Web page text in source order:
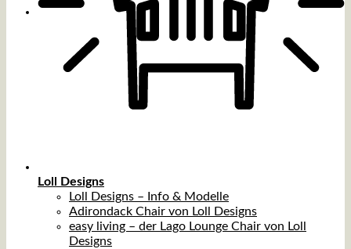
Loll Designs
Loll Designs – Info & Modelle
Adirondack Chair von Loll Designs
easy living – der Lago Lounge Chair von Loll
Designs